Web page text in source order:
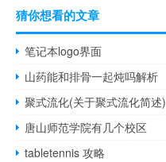
猜你想看的文章
笔记本logo界面
山药能和排骨一起炖吗解析
聚式流化(关于聚式流化简述)
唐山师范学院有几个校区
tabletennis 攻略